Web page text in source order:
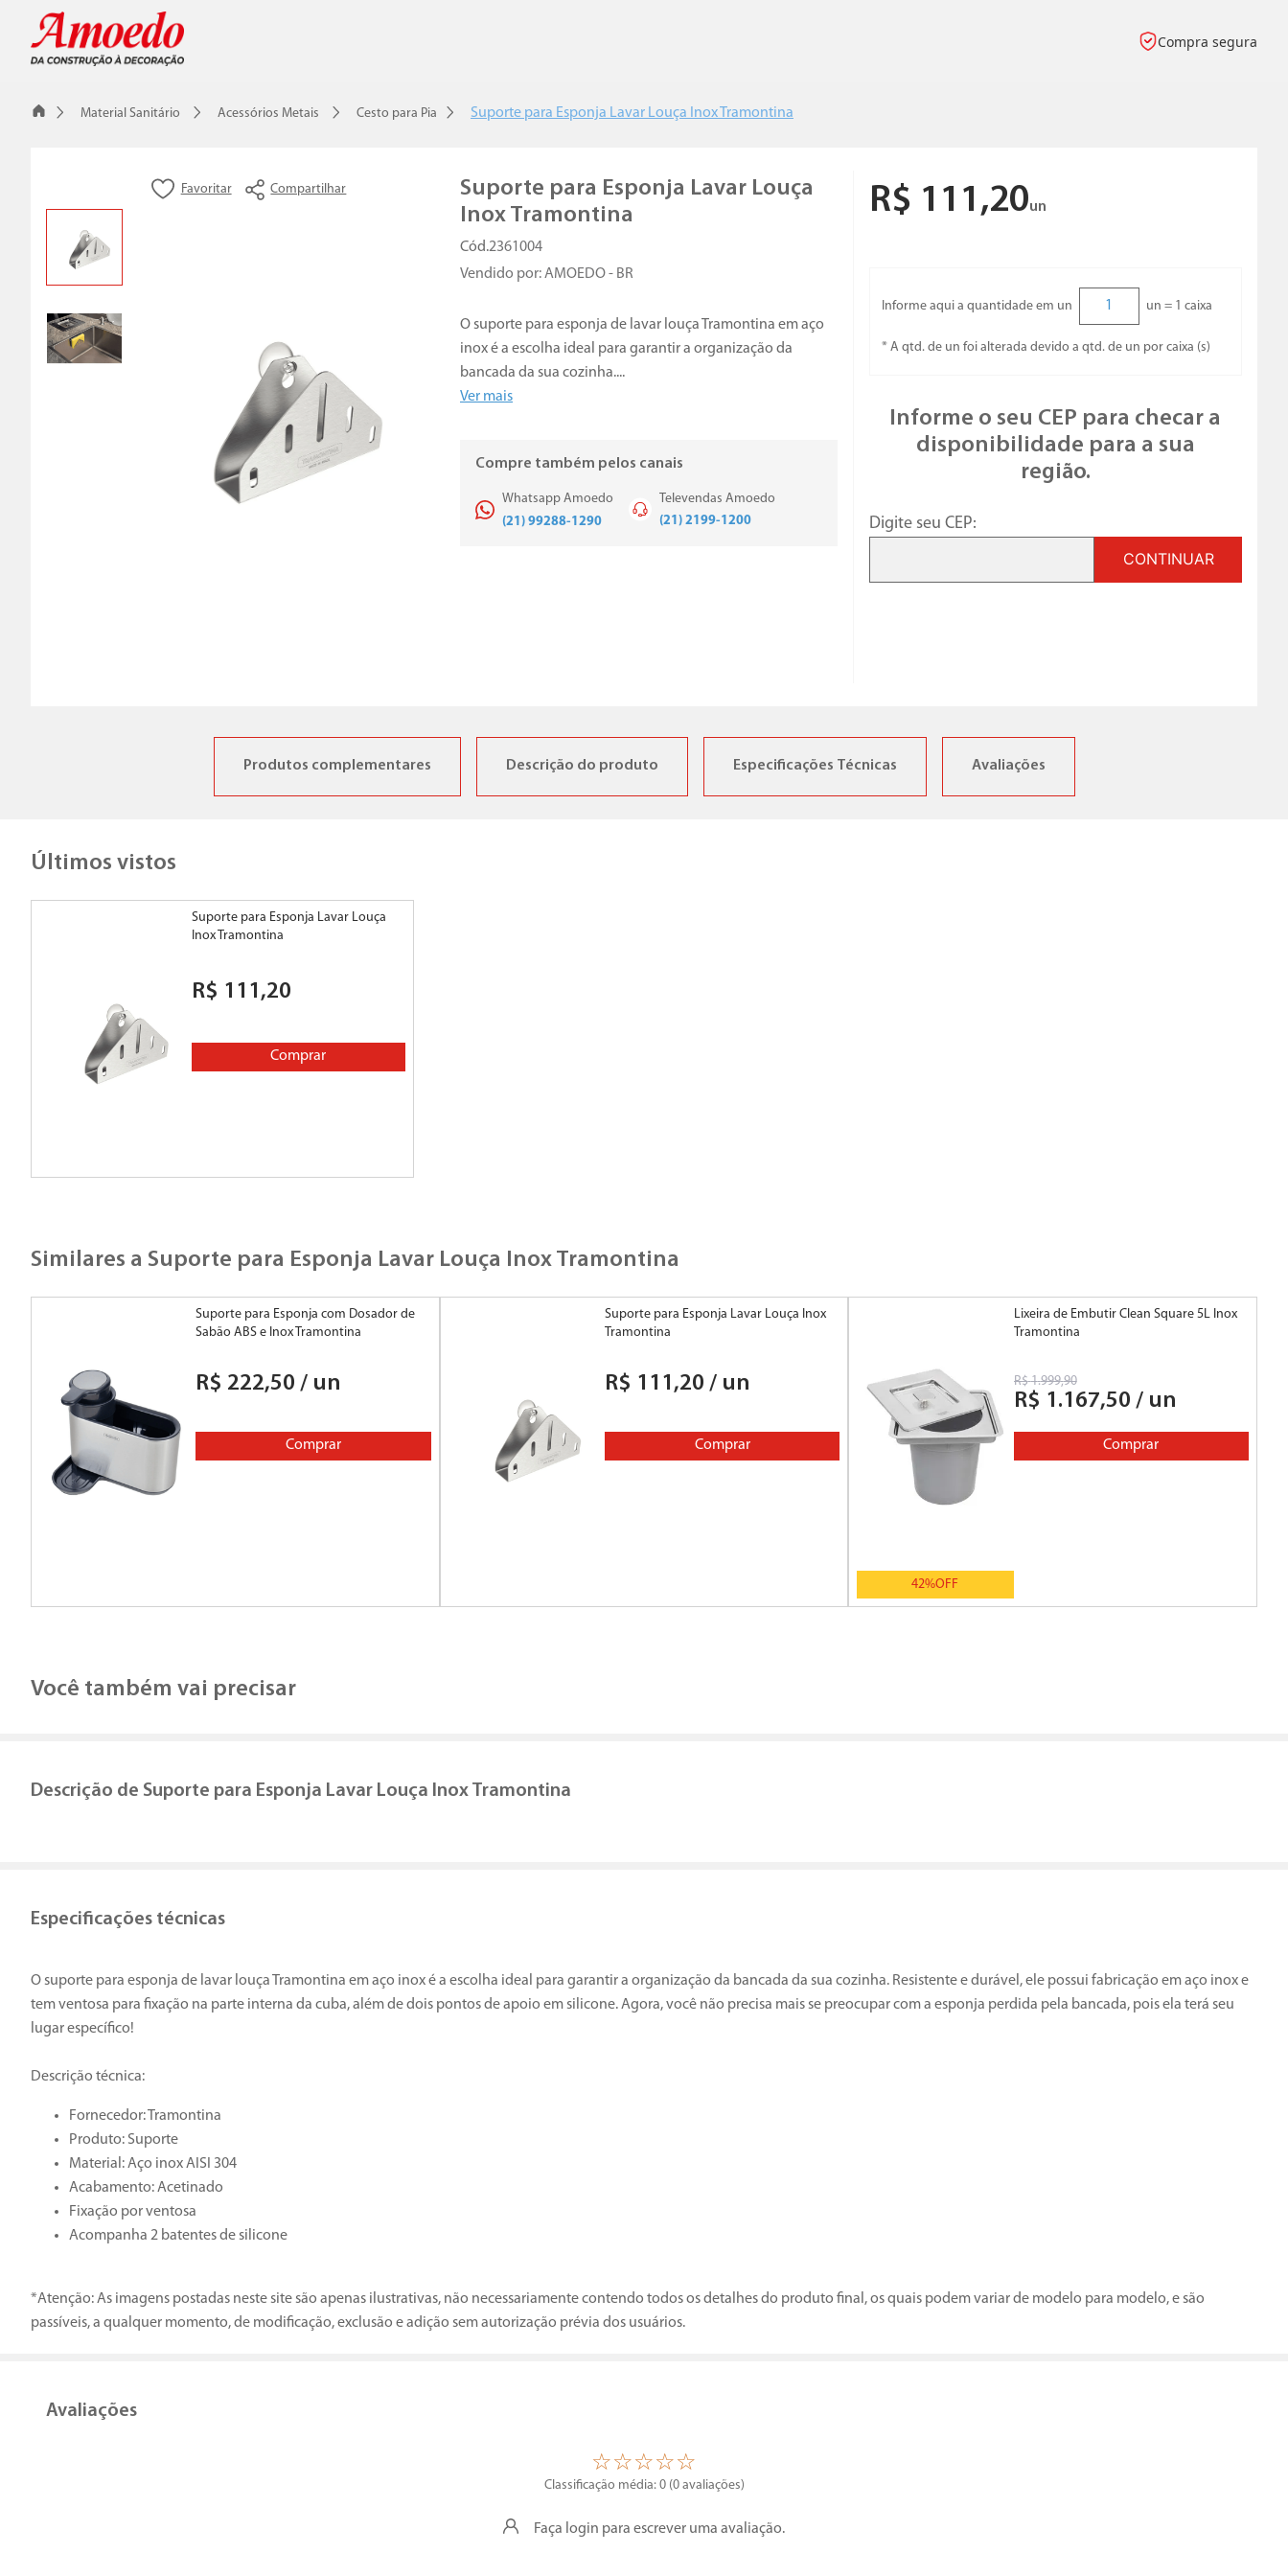
Compra segura
Material Sanitário Acessórios Metais Cesto para Pia Suporte para Esponja Lavar Louça Inox Tramontina
Compartilhar
Suporte para Esponja Lavar Louça
Inox Tramontina
2361004
Vendido por:AMOEDO - BR
O suporte para esponja de lavar louça Tramontina em aço
inox é a escolha ideal para garantir a organização da
bancada da sua cozinha....
Ver mais
Compre também pelos canais
Whatsapp Amoedo
(21) 99288-1290
Televendas Amoedo
(21) 2199-1200
R$ 111 ,20un
Informe aqui a quantidade em un un = 1 caixa
* A qtd. de un foi alterada devido a qtd. de un por caixa (s)
Informe o seu CEP para checar a
disponibilidade para a sua
região.
Digite seu CEP:
CONTINUAR
Produtos complementares Descrição do produto Especificações Técnicas Avaliações
Últimos vistos
Suporte para Esponja Lavar Louça
Inox Tramontina
R$ 111 ,20
Comprar
Similares a Suporte para Esponja Lavar Louça Inox Tramontina
Suporte para Esponja com Dosador de
Sabão ABS e Inox Tramontina
R$ 222,50 / un
Comprar
Suporte para Esponja Lavar Louça Inox
Tramontina
R$ 111 ,20 / un
Comprar
42%OFF
Lixeira de Embutir Clean Square 5L Inox
Tramontina
R$ 1.999,90
R$ 1 .167,50 / un
Comprar
Você também vai precisar
Descrição de Suporte para Esponja Lavar Louça Inox Tramontina
Especificações técnicas
O suporte para esponja de lavar louça Tramontina em aço inox é a escolha ideal para garantir a organização da bancada da sua cozinha. Resistente e durável, ele possui fabricação em aço inox e
tem ventosa para fixação na parte interna da cuba, além de dois pontos de apoio em silicone. Agora, você não precisa mais se preocupar com a esponja perdida pela bancada, pois ela terá seu
lugar específico!
Descrição técnica:
Fornecedor: Tramontina
Produto: Suporte
Material: Aço inox AISI 304
Acabamento: Acetinado
Fixação por ventosa
Acompanha 2 batentes de silicone
*Atenção: As imagens postadas neste site são apenas ilustrativas, não necessariamente contendo todos os detalhes do produto final, os quais podem variar de modelo para modelo, e são
passíveis, a qualquer momento, de modificação, exclusão e adição sem autorização prévia dos usuários.
Avaliações
☆☆☆☆☆
Classificação média: 0 (0 avaliações)
Faça login para escrever uma avaliação.